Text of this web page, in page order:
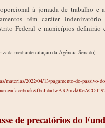
à jornada de trabalho e
têm caráter
Federal e municípios definirão
mediante citação da Agência Senado)
materias/2022/04/13/pagamento-do-passivo-
de precatórios do